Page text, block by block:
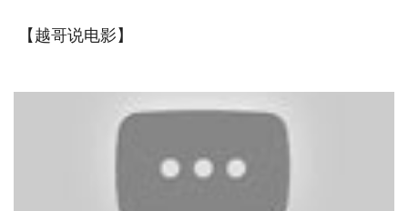
【越哥说电影】